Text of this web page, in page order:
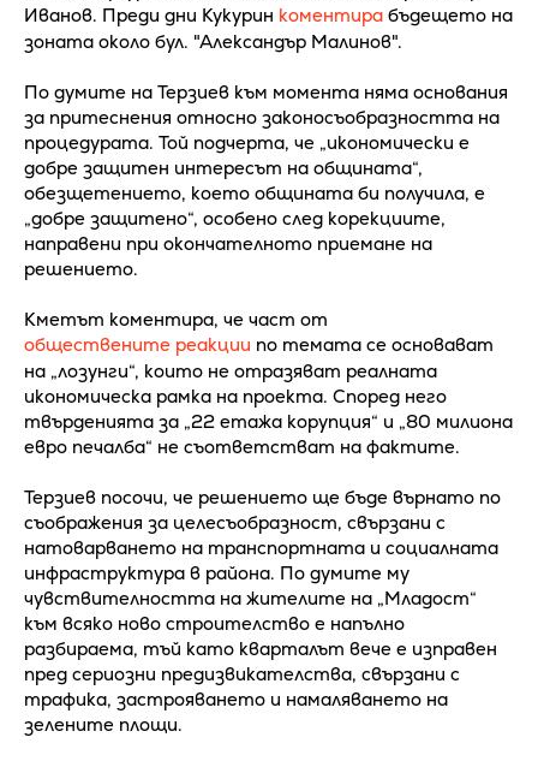
Иванов. Преди дни Кукурин коментира бъдещето на
зоната около бул. "Александър Малинов".
По думите на Терзиев към момента няма основания
за притеснения относно законосъобразността на
процедурата. Той подчерта, че „икономически е
добре защитен интересът на общината“,
обезщетението, което общината би получила, е
„добре защитено“, особено след корекциите,
направени при окончателното приемане на
решението.
Кметът коментира, че част от
обществените реакции по темата се основават
на „лозунги“, които не отразяват реалната
икономическа рамка на проекта. Според него
твърденията за „22 етажа корупция“ и „80 милиона
евро печалба“ не съответстват на фактите.
Терзиев посочи, че решението ще бъде върнато по
съображения за целесъобразност, свързани с
натоварването на транспортната и социалната
инфраструктура в района. По думите му
чувствителността на жителите на „Младост“
към всяко ново строителство е напълно
разбираема, тъй като кварталът вече е изправен
пред сериозни предизвикателства, свързани с
трафика, застрояването и намаляването на
зелените площи.